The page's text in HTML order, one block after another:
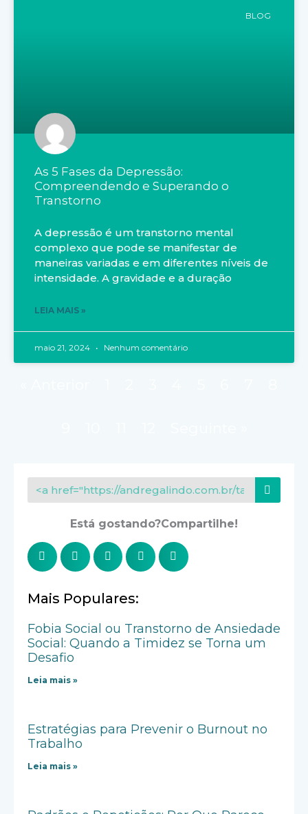
BLOG
As 5 Fases da Depressão:
Compreendendo e Superando o
Transtorno
A depressão é um transtorno mental
complexo que pode se manifestar de
maneiras variadas e em diferentes níveis de
intensidade. A gravidade e a duração
LEIA MAIS »
maio 21, 2024 Nenhum comentário
Pesquisar
Está gostando?Compartilhe!
Mais Populares:
Fobia Social ou Transtorno de Ansiedade
Social: Quando a Timidez se Torna um
Desafio
Leia mais »
Estratégias para Prevenir o Burnout no
Trabalho
Leia mais »